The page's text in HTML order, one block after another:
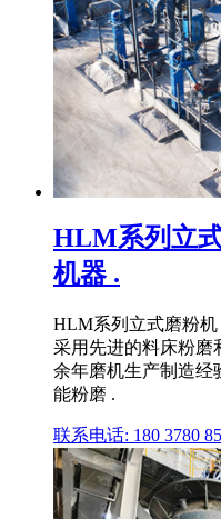
HLM系列立
机器 .
HLM系列立式磨粉
采用先进的料床粉磨
余年磨机生产制造经
能粉磨 .
联系电话: 180 3780